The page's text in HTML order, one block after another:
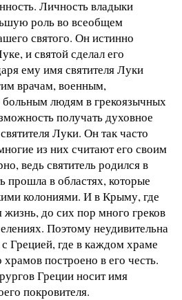
Личность владыки
роль во всеобщем
святого. Он истинно
и святой сделал его
ему имя святителя Луки
врачам, военным,
людям в грекоязычных
получать духовное
Луки. Он так часто
из них считают его своим
ведь святитель родился в
прошла в областях, которые
колониями. И в Крыму, где
жизнь, до сих пор много греков
Поэтому неудивительна
с Грецией, где в каждом храме
построено в его честь.
Греции носит имя
покровителя.